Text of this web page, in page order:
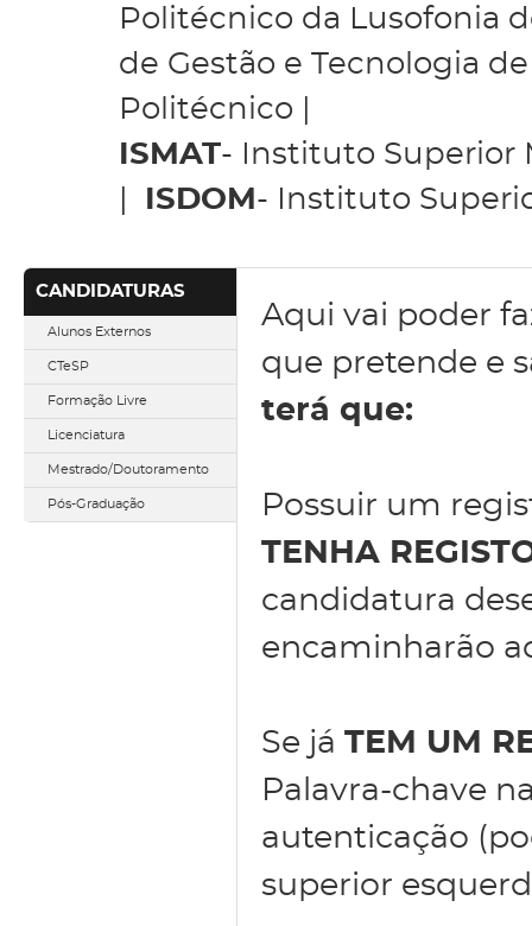
Politécnico da Lusofonia
de Gestão e Tecnologia
Politécnico |
ISMAT- Instituto Superior
ISDOM - Instituto
CANDIDATURAS
Alunos Externos
CTeSP
Formação Livre
Licenciatura
Mestrado/Doutoramento
Pós-Graduação
Aqui vai poder
que pretende e
terá que:
Possuir um
TENHA
candidatura
encaminharão
Se já TEM UM
Palavra-chave
autenticação
superior